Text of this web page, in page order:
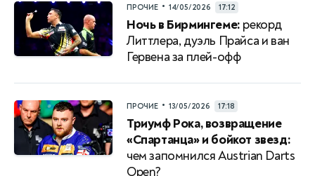
ПРОЧИЕ • 14/05/2026 17:12
Ночь в Бирмингеме: рекорд
Литтлера, дуэль Прайса и ван
Гервена за плей-офф
ПРОЧИЕ • 13/05/2026 17:18
Триумф Рока, возвращение
«Спартанца» и бойкот звезд:
чем запомнился Austrian Darts
Open?